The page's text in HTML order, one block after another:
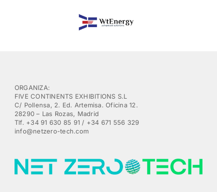
ORGANIZA:
FIVE CONTINENTS EXHIBITIONS S.L
C/ Pollensa, 2. Ed. Artemisa. Oficina 12.
28290 – Las Rozas, Madrid
Tlf. +34 91 630 85 91 / +34 671 556 329
info@netzero-tech.com